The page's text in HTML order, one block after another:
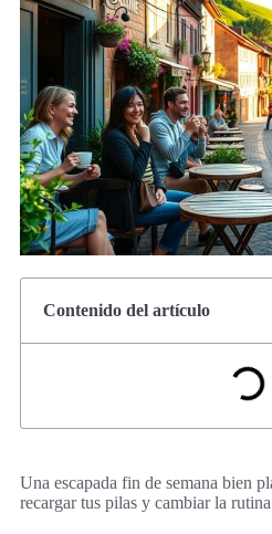
Contenido del artículo
Una escapada fin de semana bien
recargar tus pilas y cambiar la